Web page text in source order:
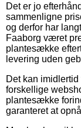
Det er jo
sammenligne
og derfor har
Faaborg været
plantesække
levering uden
Det kan
forskellige
plantesække
garanteret at